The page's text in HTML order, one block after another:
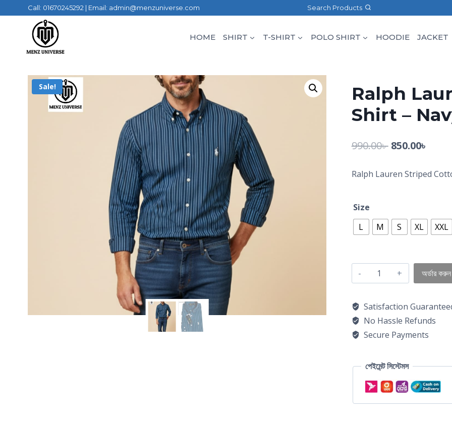
Call: 01670245292 | Email: admin@menzuniverse.com Search Products
HOME SHIRT T-SHIRT POLO SHIRT HOODIE JACKET
Sale!
Ralph
Shirt –
990.00৳ 850.00৳
Ralph Lauren Striped
Size
L
M S XL XXL
অর্ডার করুন
Satisfaction
No Hassle Refunds
Secure Payments
পেইমেন্ট সিস্টেমস